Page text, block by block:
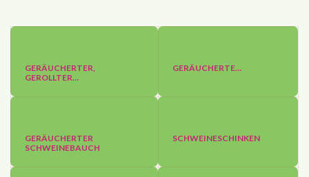
GERÄUCHERTER,
GEROLLTER…
GERÄUCHERTE…
GERÄUCHERTER
SCHWEINEBAUCH
SCHWEINESCHINKEN